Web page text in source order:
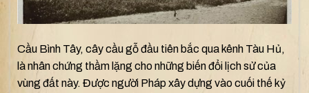
Cầu Bình Tây, cây cầu gỗ đầu tiên bắc qua kênh Tàu Hủ,
là nhân chứng thầm lặng cho những biến đổi lịch sử của
vùng đất này. Được người Pháp xây dựng vào cuối thế kỷ